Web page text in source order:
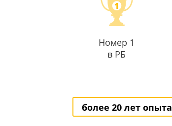
Номер 1
в РБ
более 20 лет опыта